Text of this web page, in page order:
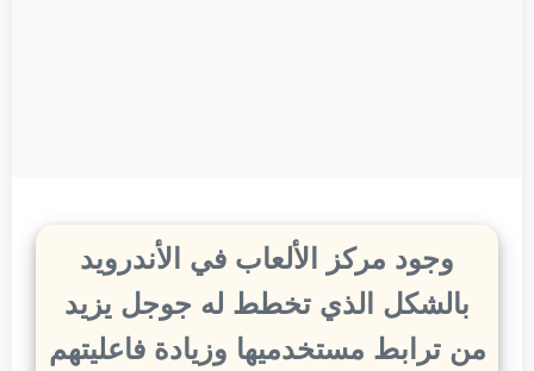
وجود مركز الألعاب في الأندرويد
بالشكل الذي تخطط له جوجل يزيد
من ترابط مستخدميها وزيادة فاعليتهم